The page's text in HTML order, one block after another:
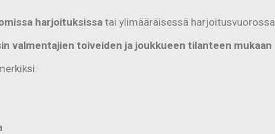
harjoituksissa tai ylimääräisessä harjoitusvuorossa
valmentajien toiveiden ja joukkueen tilanteen mukaan